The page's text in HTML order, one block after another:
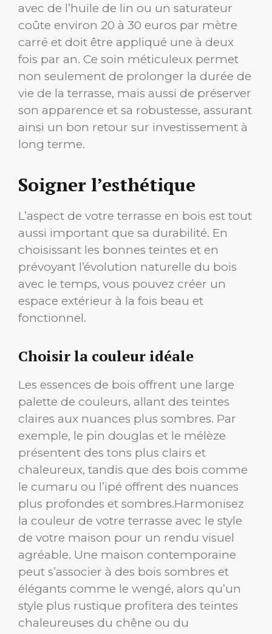
avec de l’huile de lin ou un saturateur
coûte environ 20 à 30 euros par mètre
carré et doit être appliqué une à deux
fois par an. Ce soin méticuleux permet
non seulement de prolonger la durée de
vie de la terrasse, mais aussi de préserver
son apparence et sa robustesse, assurant
ainsi un bon retour sur investissement à
long terme.
Soigner l’esthétique
L’aspect de votre terrasse en bois est tout
aussi important que sa durabilité. En
choisissant les bonnes teintes et en
prévoyant l’évolution naturelle du bois
avec le temps, vous pouvez créer un
espace extérieur à la fois beau et
fonctionnel.
Choisir la couleur idéale
Les essences de bois offrent une large
palette de couleurs, allant des teintes
claires aux nuances plus sombres. Par
exemple, le pin douglas et le mélèze
présentent des tons plus clairs et
chaleureux, tandis que des bois comme
le cumaru ou l’ipé offrent des nuances
plus profondes et sombres.Harmonisez
la couleur de votre terrasse avec le style
de votre maison pour un rendu visuel
agréable. Une maison contemporaine
peut s’associer à des bois sombres et
élégants comme le wengé, alors qu’un
style plus rustique profitera des teintes
chaleureuses du chêne ou du